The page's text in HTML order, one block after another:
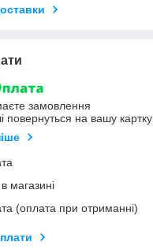
замовлення
повернуться на вашу картку
магазині
(оплата при отриманні)